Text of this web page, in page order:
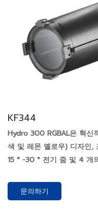
KF344
Hydro 300 RGBAL은 혁신
색 및 레몬 옐로우) 디자인
15 ° -30 ° 전기 줌 및 4 개
열 소산 및 제로 소음으로
한 맞춤형입니다.
문의하기